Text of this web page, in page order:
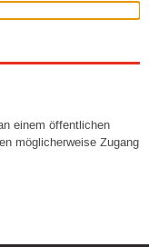
einem öffentlichen
möglicherweise Zugang